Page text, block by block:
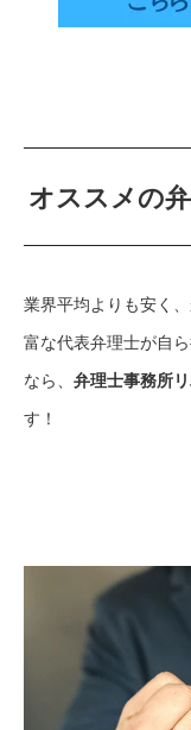
オススメの弁
業界平均よりも安く
富な代表弁理士が自
なら、 弁理士事務所
す！